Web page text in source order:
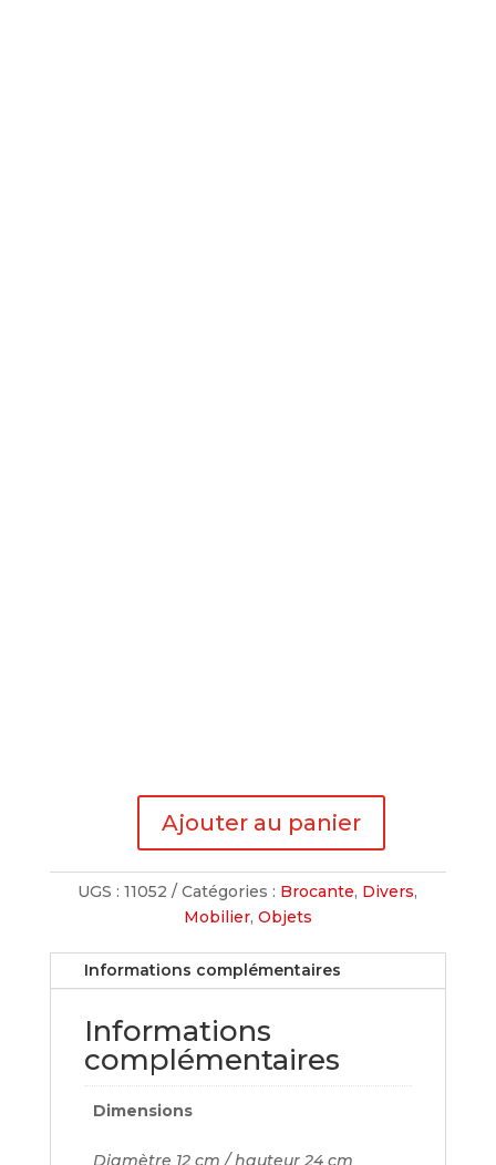
quantité
Vase
engobe
Ajouter au panier
UGS :11052 Catégories : Brocante, Divers,
Mobilier, Objets
Informations complémentaires
Informations
complémentaires
Dimensions
Diamètre 12 cm / hauteur 24 cm